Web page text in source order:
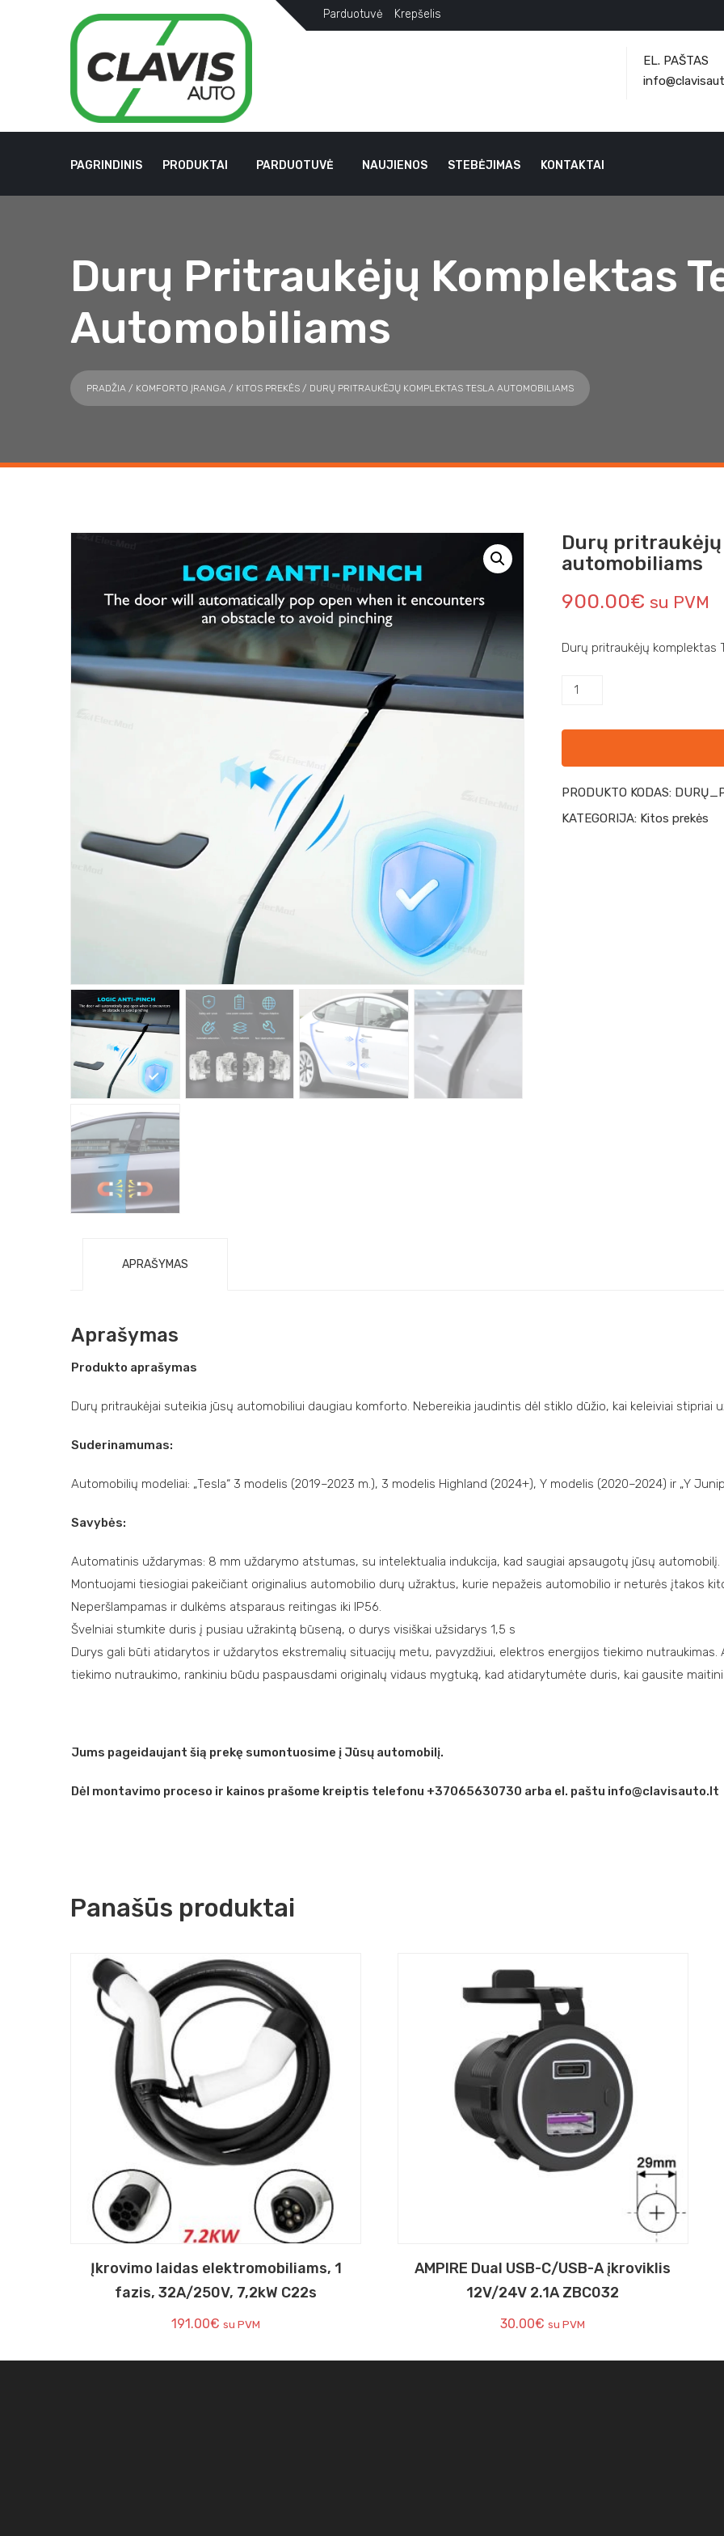
Parduotuvė Krepšelis
EL. PAŠTAS
PAGRINDINIS PRODUKTAI PARDUOTUVĖ NAUJIENOS STEBĖJIMAS KONTAKTAI
Durų Pritraukėjų Komplektas
Automobiliams
PRADŽIA / KOMFORTO ĮRANGA / KITOS PREKĖS / DURŲ PRITRAUKĖJŲ KOMPLEKTAS TESLA AUTOMOBILIAMS
Durų pritraukėjų
automobiliams
900.00€ su PVM
Durų pritraukėjų komplektas
PRODUKTO KODAS:
KATEGORIJA: Kitos prekės
APRAŠYMAS
Aprašymas
Produkto aprašymas
Durų pritraukėjai suteikia jūsų automobiliui daugiau komforto. Nebereikia jaudintis dėl stiklo dūžio, kai keleiviai stipriai
Suderinamumas:
Automobilių modeliai: „Tesla“ 3 modelis (2019–2023 m.), 3 modelis Highland (2024+), Y modelis (2020–2024) ir „Y
Savybės:
Automatinis uždarymas: 8 mm uždarymo atstumas, su intelektualia indukcija, kad saugiai apsaugotų jūsų automobilį.
Montuojami tiesiogiai pakeičiant originalius automobilio durų užraktus, kurie nepažeis automobilio ir neturės įtakos
Neperšlampamas ir dulkėms atsparaus reitingas iki IP56.
Švelniai stumkite duris į pusiau užrakintą būseną, o durys visiškai užsidarys 1,5 s
Durys gali būti atidarytos ir uždarytos ekstremalių situacijų metu, pavyzdžiui, elektros energijos tiekimo
tiekimo nutraukimo, rankiniu būdu paspausdami originalų vidaus mygtuką, kad atidarytumėte duris, kai gausite
Jums pageidaujant šią prekę sumontuosime į Jūsų automobilį.
Dėl montavimo proceso ir kainos prašome kreiptis telefonu +37065630730 arba el. paštu info@clavisauto.lt
Panašūs produktai
Įkrovimo laidas elektromobiliams, 1
fazis, 32A/250V, 7,2kW C22s
191.00€ su PVM
AMPIRE Dual USB-C/USB-A įkroviklis
12V/24V 2.1A ZBC032
30.00€ su PVM